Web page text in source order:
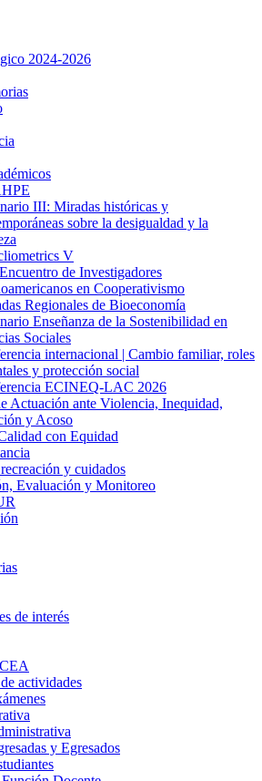
2024-2026
III: Miradas históricas y
sobre la desigualdad y la
V
de Investigadores
en Cooperativismo
Regionales de Bioeconomía
Enseñanza de la Sostenibilidad en
Sociales
internacional | Cambio familiar, roles
y protección social
ECINEQ-LAC 2026
Actuación ante Violencia, Inequidad,
y Acoso
con Equidad
y cuidados
Evaluación y Monitoreo
de interés
actividades
y Egresados